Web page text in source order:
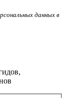
данных в